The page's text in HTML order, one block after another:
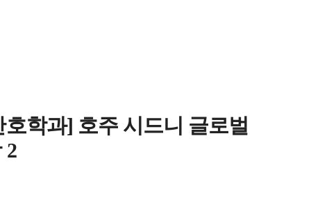
학과] 호주 시드니 글로벌
2